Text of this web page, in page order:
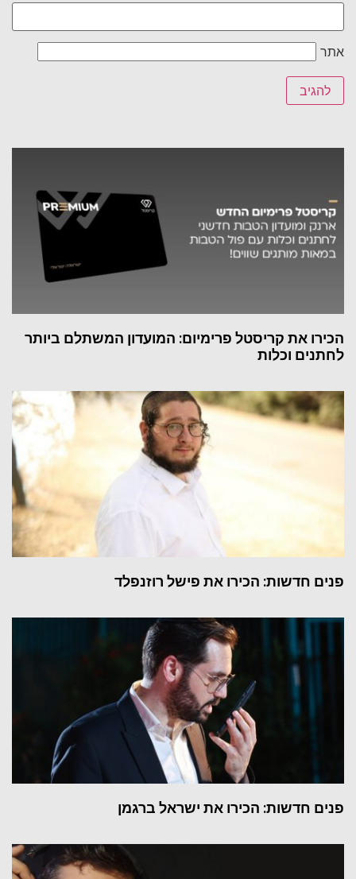
אתר
הכירו את קריסטל פרימיום: המועדון המשתלם ביותר
לחתנים וכלות
פנים חדשות: הכירו את פישל רוזנפלד
פנים חדשות: הכירו את ישראל ברגמן